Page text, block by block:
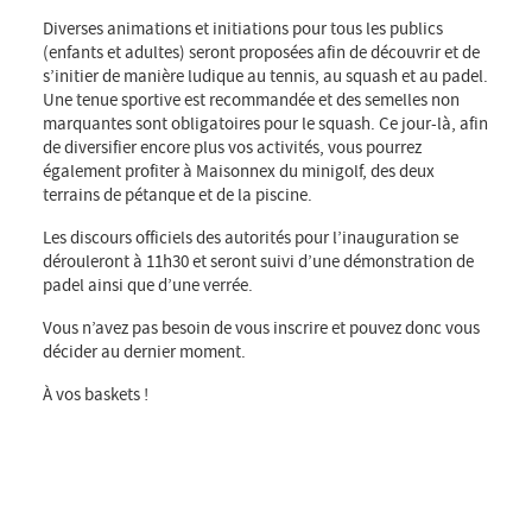
Diverses animations et initiations pour tous les publics
(enfants et adultes) seront proposées afin de découvrir et de
s’initier de manière ludique au tennis, au squash et au padel.
Une tenue sportive est recommandée et des semelles non
marquantes sont obligatoires pour le squash. Ce jour-là, afin
de diversifier encore plus vos activités, vous pourrez
également profiter à Maisonnex du minigolf, des deux
terrains de pétanque et de la piscine.
Les discours officiels des autorités pour l’inauguration se
dérouleront à 11h30 et seront suivi d’une démonstration de
padel ainsi que d’une verrée.
Vous n’avez pas besoin de vous inscrire et pouvez donc vous
décider au dernier moment.
À vos baskets !